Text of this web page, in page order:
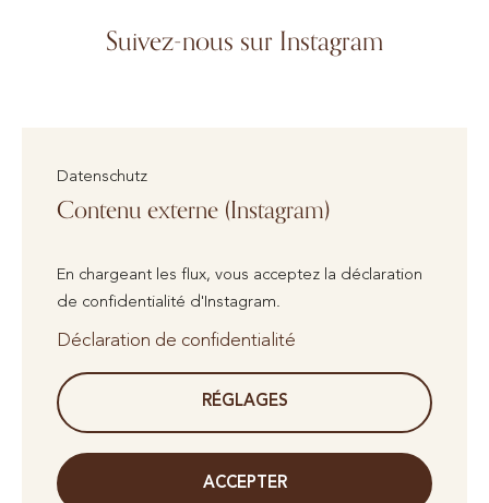
Suivez-nous sur Instagram
Datenschutz
Contenu externe (Instagram)
En chargeant les flux, vous acceptez la déclaration
de confidentialité d'Instagram.
Déclaration de confidentialité
RÉGLAGES
ACCEPTER